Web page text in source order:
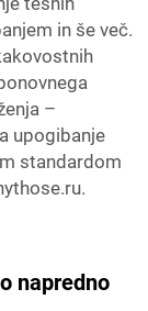
in še več.
–
upogibanje
standardom
napredno